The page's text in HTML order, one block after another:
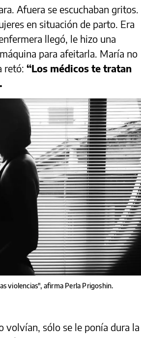
Afuera se escuchaban gritos.
en situación de parto. Era
llegó, le hizo una
para afeitarla. María no
retó: “Los médicos te tratan
violencias", afirma Perla Prigoshin.
volvían, sólo se le ponía dura la